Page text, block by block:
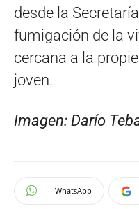
desde la
fumigación de la
cercana a la
joven.
Imagen: Darío
WhatsApp